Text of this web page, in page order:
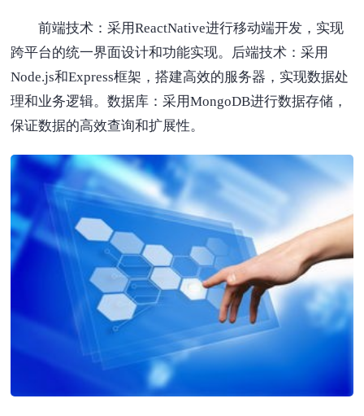
前端技术：采用ReactNative进行移动端开发，实现
跨平台的统一界面设计和功能实现。后端技术：采用
Node.js和Express框架，搭建高效的服务器，实现数据处
理和业务逻辑。数据库：采用MongoDB进行数据存储，
保证数据的高效查询和扩展性。